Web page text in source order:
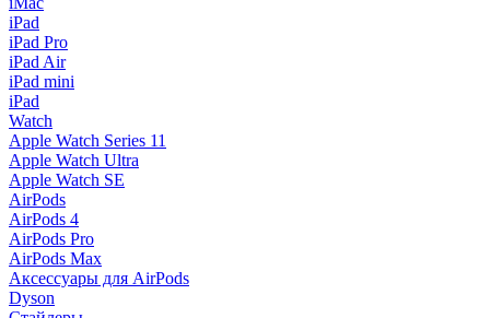
iPad
iPad Pro
iPad Air
iPad mini
iPad
Watch
Apple Watch Series 11
Apple Watch Ultra
Apple Watch SE
AirPods
AirPods 4
AirPods Pro
AirPods Max
Аксессуары для AirPods
Dyson